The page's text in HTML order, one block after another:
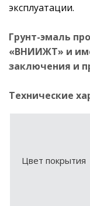
эксплуатации.
Грунт-эмаль
«ВНИИЖТ» и
заключения и
Технические
Цвет покрытия